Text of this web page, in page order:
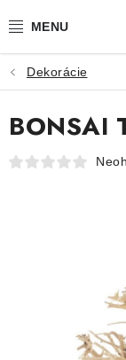
na
TECHNIKA
HNOJIVÁ
VODA
KRMIVÁ A
Dekorácie
BONSAI